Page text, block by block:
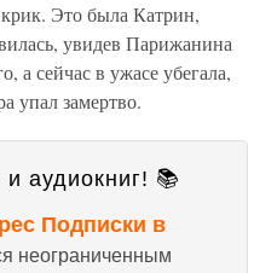
Это была Катрин,
увидев Парижанина
а сейчас в ужасе убегала,
упал замертво.
аудиокниг! 📚
Подписки в
неограниченным